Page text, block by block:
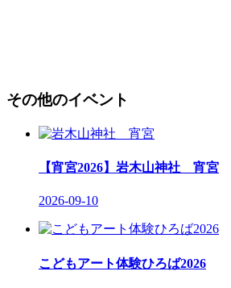
その他のイベント
【宵宮2026】岩木山神社 宵宮
2026-09-10
こどもアート体験ひろば2026